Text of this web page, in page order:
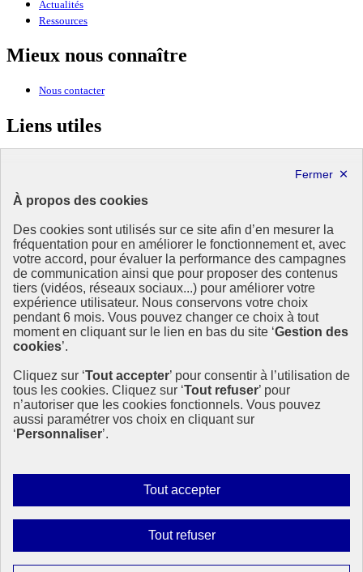
Actualités
Ressources
Mieux nous connaître
Nous contacter
Liens utiles
Négociations internationales sur le climat et la nature
MINISTÈRE
ÉCOLOGIQUE,
DE L'ÉNERGIE, DU CLIMAT
ET DE LA PRÉVENTION
DES RISQUES
Ce site est administré par le Commissariat général au développement
durable (CGDD), direction transversale du ministère de la Transition
écologique et de la Cohésion des territoires (MTECT), en charge du
pilotage de la mise en œuvre de la SNDI. Cette stratégie
l’Économie, de l’Europe et des affaires étrangères et de la
Recherche.
info.gouv.fr- ouvre une nouvelle fenêtre
service-public.fr
Accessibilité : partiellement conforme
Données personnelles
À propos des cookies
Des cookies sont utilisés sur ce site afin d’en mesurer la
fréquentation pour en améliorer le fonctionnement et, avec
votre accord, pour évaluer la performance des campagnes
de communication ainsi que pour proposer des contenus
tiers (vidéos, réseaux sociaux...) pour améliorer votre
expérience utilisateur. Nous conservons votre choix
pendant 6 mois. Vous pouvez changer ce choix à tout
moment en cliquant sur le lien en bas du site ‘Gestion des
cookies’.
Cliquez sur ‘Tout accepter’ pour consentir à l’utilisation de
tous les cookies. Cliquez sur ‘Tout refuser’ pour
n’autoriser que les cookies fonctionnels. Vous pouvez
aussi paramétrer vos choix en cliquant sur
‘ Personnaliser’.
Tout accepterAutoriser
tous
Tout refuserInterdire
tous